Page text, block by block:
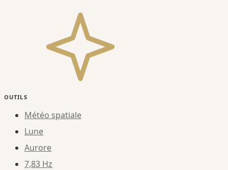
OUTILS
Météo spatiale
Lune
Aurore
7,83 Hz